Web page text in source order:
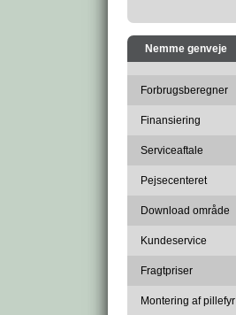
Nemme genveje
Forbrugsberegner
Finansiering
Serviceaftale
Pejsecenteret
Download område
Kundeservice
Fragtpriser
Montering af pillefyr